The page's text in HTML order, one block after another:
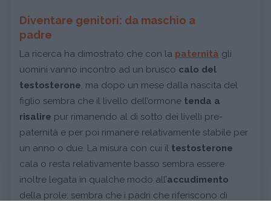
Diventare genitori: da maschio a
padre
La ricerca ha dimostrato che con la paternità gli
uomini vanno incontro ad un brusco calo del
testosterone, ma dopo un mese dalla nascita del
figlio sembra che il livello dell’ormone tenda a
risalire pur rimanendo al di sotto dei livelli pre-
paternità e per poi rimanere relativamente stabile per
un anno o due. La misura con cui il testosterone
cala o resta relativamente basso sembra essere
inoltre legata in qualche modo all’accudimento
della prole: sembra che i padri che riferiscono di